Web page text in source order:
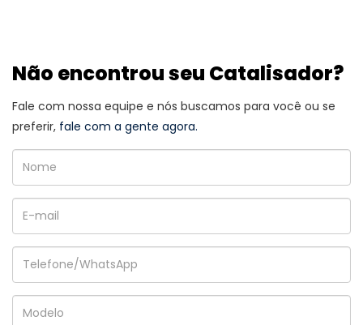
Não encontrou seu Catalisador?
Fale com nossa equipe e nós buscamos para você ou se
preferir, fale com a gente agora.